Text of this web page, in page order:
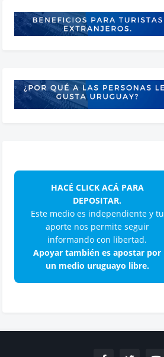
HACÉ CLICK ACÁ PARA
DEPOSITAR.
Este medio es independiente y tu
aporte nos permite seguir
informando con libertad.
Apoyar también es apostar por
un medio uruguayo libre.